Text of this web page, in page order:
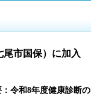
尾市国保）に加入
：令和8年度健康診断の